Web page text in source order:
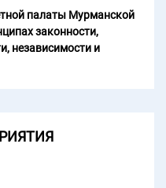
палаты Мурманской
законности,
независимости и